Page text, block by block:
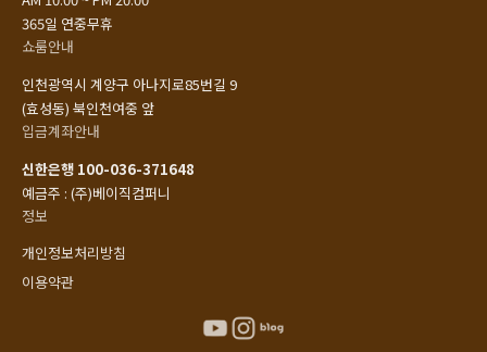
365일 연중무휴
쇼룸안내
인천광역시 계양구 아나지로85번길 9
(효성동) 북인천여중 앞
입금계좌안내
신한은행 100-036-371648
예금주 : (주)베이직컴퍼니
정보
개인정보처리방침
이용약관